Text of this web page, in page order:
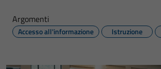
Argomenti
Accesso all'informazione Istruzione